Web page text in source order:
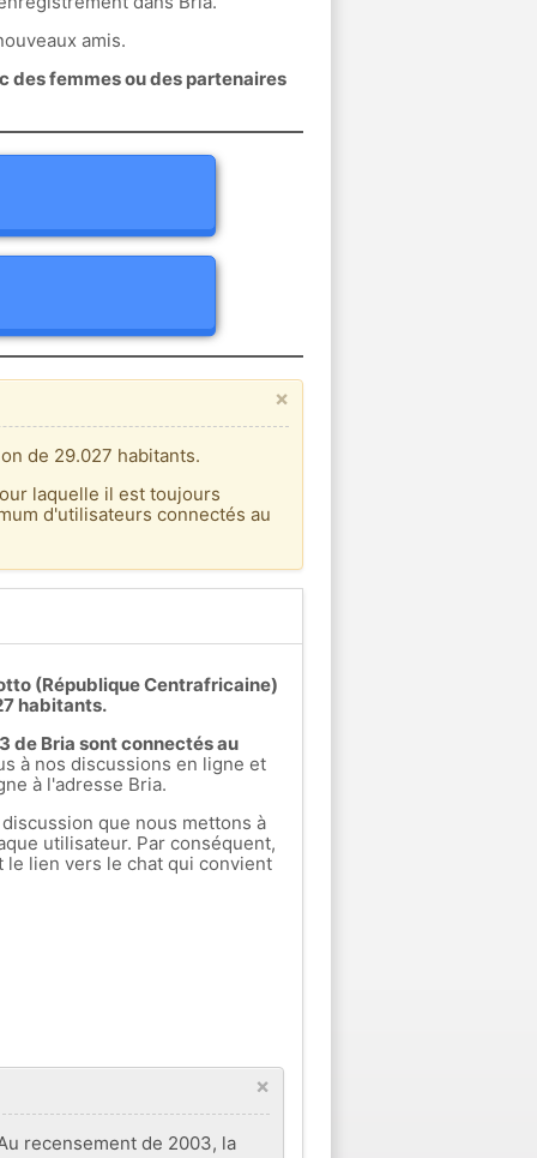
amis.
des femmes ou des partenaires
×
de 29.027 habitants.
laquelle il est toujours
d'utilisateurs connectés au
(République Centrafricaine)
habitants.
de Bria sont connectés au
à nos discussions en ligne et
à l'adresse Bria.
que nous mettons à
utilisateur. Par conséquent,
lien vers le chat qui convient
×
recensement de 2003, la